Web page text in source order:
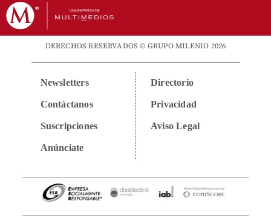
DERECHOS RESERVADOS © GRUPO MILENIO 2026
Newsletters
Contáctanos
Suscripciones
Anúnciate
Directorio
Privacidad
Aviso Legal